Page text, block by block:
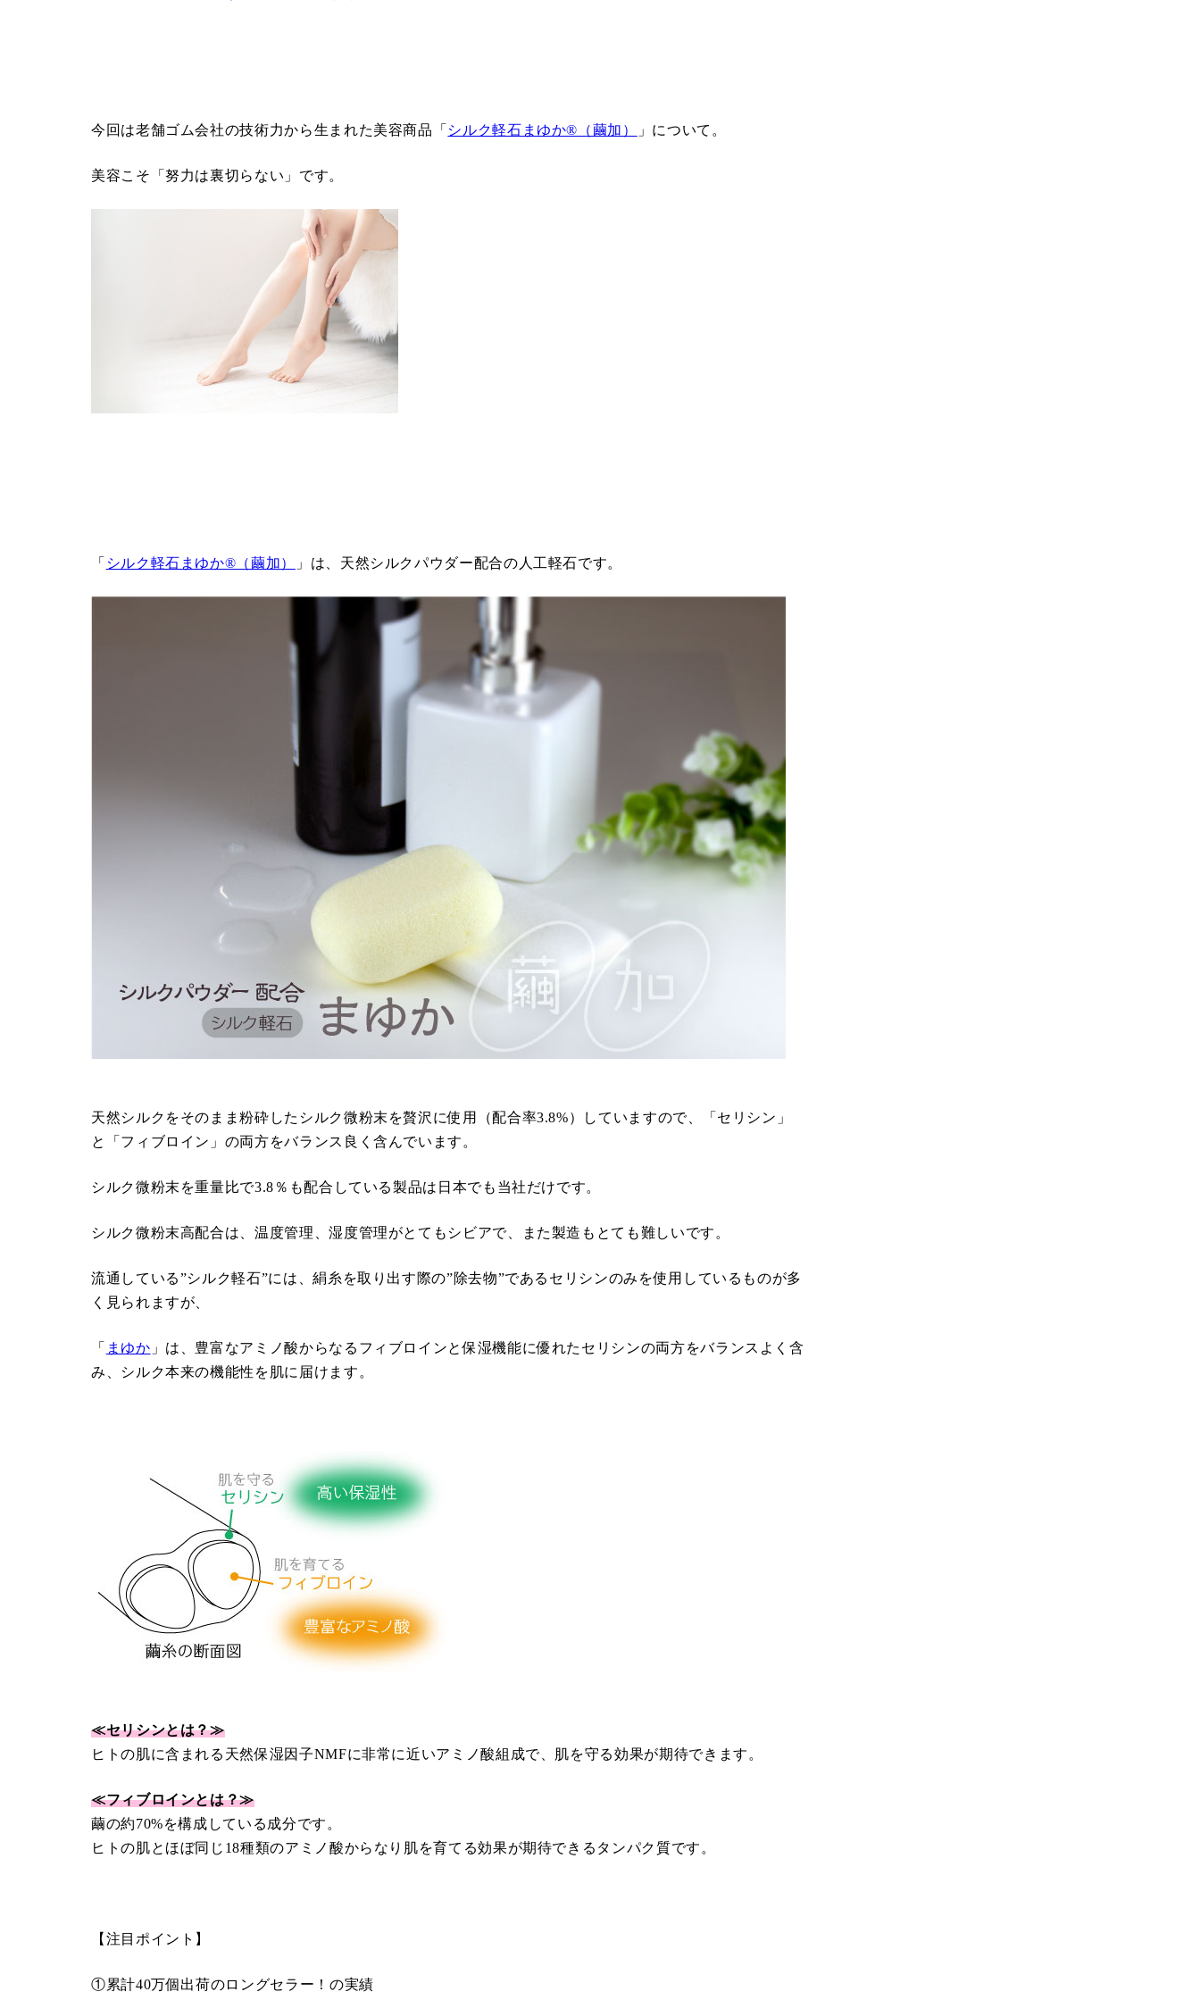
今回は老舗ゴム会社の技術力から生まれた美容商品「 シルク軽石まゆか®（繭加） 」について。
美容こそ「努力は裏切らない」です。
「 シルク軽石まゆか®（繭加） 」は、天然シルクパウダー配合の人工軽石です。
天然シルクをそのまま粉砕したシルク微粉末を贅沢に使用（配合率3.8%）していますので、「セリシン」
と「フィブロイン」の両方をバランス良く含んでいます。
シルク微粉末を重量比で3.8％も配合している製品は日本でも当社だけです。
シルク微粉末高配合は、温度管理、湿度管理がとてもシビアで、また製造もとても難しいです。
流通している”シルク軽石”には、絹糸を取り出す際の”除去物”であるセリシンのみを使用しているものが多
く見られますが、
「 まゆか 」は、豊富なアミノ酸からなるフィブロインと保湿機能に優れたセリシンの両方をバランスよく含
み、シルク本来の機能性を肌に届けます。
≪セリシンとは？≫
ヒトの肌に含まれる天然保湿因子NMFに非常に近いアミノ酸組成で、肌を守る効果が期待できます。
≪フィブロインとは？≫
繭の約70%を構成している成分です。
ヒトの肌とほぼ同じ18種類のアミノ酸からなり肌を育てる効果が期待できるタンパク質です。
【注目ポイント】
①累計40万個出荷のロングセラー！の実績